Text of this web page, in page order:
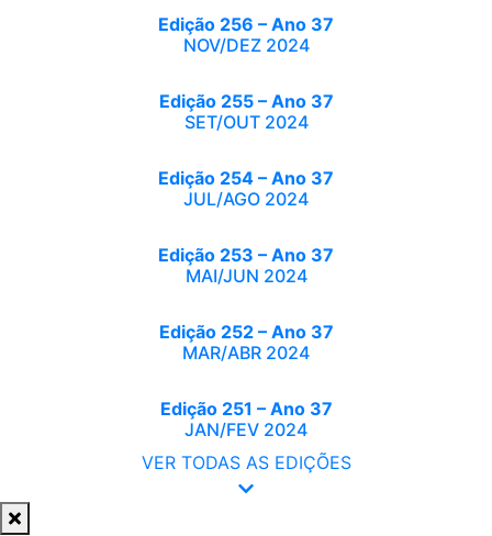
Edição 256 – Ano 37
NOV/DEZ 2024
Edição 255 – Ano 37
SET/OUT 2024
Edição 254 – Ano 37
JUL/AGO 2024
Edição 253 – Ano 37
MAI/JUN 2024
Edição 252 – Ano 37
MAR/ABR 2024
Edição 251 – Ano 37
JAN/FEV 2024
VER TODAS AS EDIÇÕES